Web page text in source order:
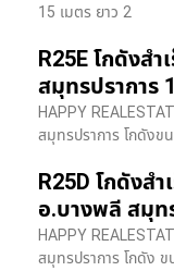
15 เมตร ยาว 2
R25E โกดังส
สมุทรปราการ
HAPPY
สมุทรปราการ โกดังข
R25D โกดังส
อ.บางพลี สมุท
HAPPY
สมุทรปราการ โกดัง ข